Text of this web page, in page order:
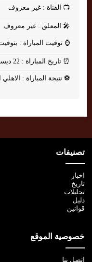
📺 القناة : غير معروف
🎤 المعلق : غير معروف
⌚ توقيت المباراة :
⏰ تاريخ المباراة : 22 ديسمبر 2025
⚽ نتيجة المباراة : الاهلي
تصنيفات
اخبار
تاريخ
تحليلات
دليل
قوانين
خصوصية الموقع
اتصل بنا